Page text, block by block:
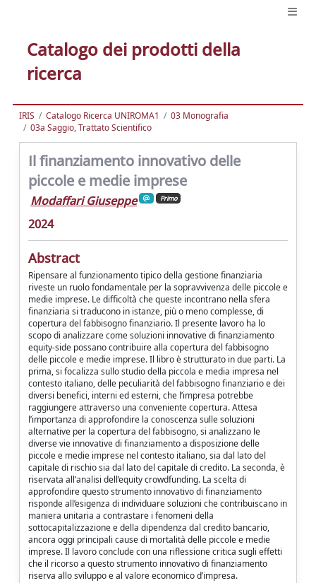
Catalogo dei prodotti della
ricerca
IRIS Catalogo Ricerca UNIROMA1
03 Monografia
03a Saggio, Trattato Scientifico
Il finanziamento innovativo delle
piccole e medie imprese
Modaffari Giuseppe Primo
2024
Abstract
Ripensare al funzionamento tipico della gestione finanziaria
riveste un ruolo fondamentale per la sopravvivenza delle piccole e
medie imprese. Le difficoltà che queste incontrano nella sfera
finanziaria si traducono in istanze, più o meno complesse, di
copertura del fabbisogno finanziario. Il presente lavoro ha lo
scopo di analizzare come soluzioni innovative di finanziamento
equity-side possano contribuire alla copertura del fabbisogno
delle piccole e medie imprese. Il libro è strutturato in due parti. La
prima, si focalizza sullo studio della piccola e media impresa nel
contesto italiano, delle peculiarità del fabbisogno finanziario e dei
diversi benefici, interni ed esterni, che l’impresa potrebbe
raggiungere attraverso una conveniente copertura. Attesa
l’importanza di approfondire la conoscenza sulle soluzioni
alternative per la copertura del fabbisogno, si analizzano le
diverse vie innovative di finanziamento a disposizione delle
piccole e medie imprese nel contesto italiano, sia dal lato del
capitale di rischio sia dal lato del capitale di credito. La seconda, è
riservata all’analisi dell’equity crowdfunding. La scelta di
approfondire questo strumento innovativo di finanziamento
risponde all’esigenza di individuare soluzioni che contribuiscano in
maniera unitaria a contrastare i fenomeni della
sottocapitalizzazione e della dipendenza dal credito bancario,
ancora oggi principali cause di mortalità delle piccole e medie
imprese. Il lavoro conclude con una riflessione critica sugli effetti
che il ricorso a questo strumento innovativo di finanziamento
riserva allo sviluppo e al valore economico d’impresa.